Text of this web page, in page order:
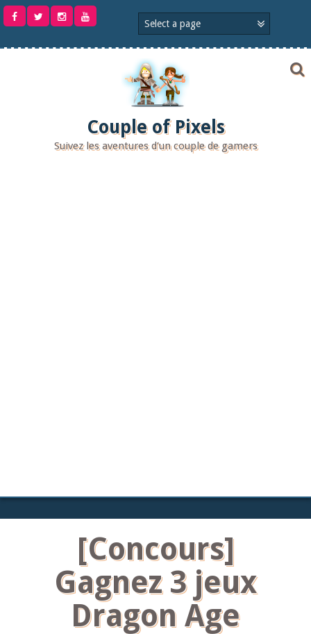
Aller
Couple of Pixels
Suivez les aventures d'un couple de gamers
[Concours]
Gagnez 3 jeux
Dragon Age